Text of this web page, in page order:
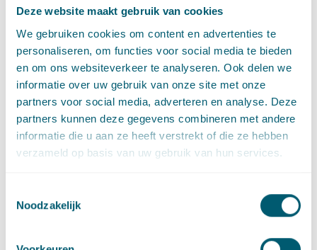
Deze website maakt gebruik van cookies
We gebruiken cookies om content en advertenties te
personaliseren, om functies voor social media te bieden
en om ons websiteverkeer te analyseren. Ook delen we
informatie over uw gebruik van onze site met onze
partners voor social media, adverteren en analyse. Deze
partners kunnen deze gegevens combineren met andere
informatie die u aan ze heeft verstrekt of die ze hebben
verzameld op basis van uw gebruik van hun services.
Noodzakelijk
De minister heeft het wetsvoorstel inmiddels naar de Eerste
Bron:Kamerstuknr. 33 669
Deel dit artikel via LinkedIn